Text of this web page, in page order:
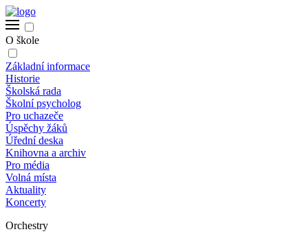
O škole
Základní informace
Historie
Školská rada
Školní psycholog
Pro uchazeče
Úspěchy žáků
Úřední deska
Knihovna a archiv
Pro média
Volná místa
Aktuality
Koncerty
Orchestry